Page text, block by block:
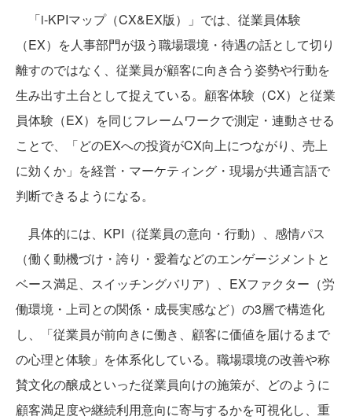
「i-KPIマップ（CX&EX版）」では、従業員体験
（EX）を人事部門が扱う職場環境・待遇の話として切り
離すのではなく、従業員が顧客に向き合う姿勢や行動を
生み出す土台として捉えている。顧客体験（CX）と従業
員体験（EX）を同じフレームワークで測定・連動させる
ことで、「どのEXへの投資がCX向上につながり、売上
に効くか」を経営・マーケティング・現場が共通言語で
判断できるようになる。
具体的には、KPI（従業員の意向・行動）、感情パス
（働く動機づけ・誇り・愛着などのエンゲージメントと
ベース満足、スイッチングバリア）、EXファクター（労
働環境・上司との関係・成長実感など）の3層で構造化
し、「従業員が前向きに働き、顧客に価値を届けるまで
の心理と体験」を体系化している。職場環境の改善や称
賛文化の醸成といった従業員向けの施策が、どのように
顧客満足度や継続利用意向に寄与するかを可視化し、重